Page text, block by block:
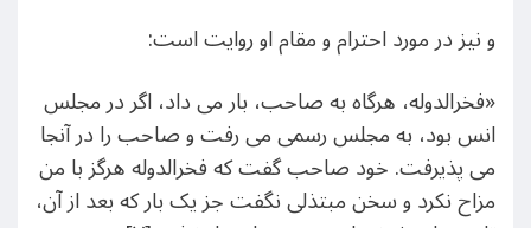
و نیز در مورد احترام و مقام او روایت است:
«فخرالدوله، هرگاه به صاحب، بار می داد، اگر در مجلس
انس بود، به مجلس رسمی می رفت و صاحب را در آنجا
می پذیرفت. خود صاحب گفت که فخرالدوله هرگز با من
مزاح نکرد و سخن مبتذلی نگفت جز یک بار که بعد از آن،